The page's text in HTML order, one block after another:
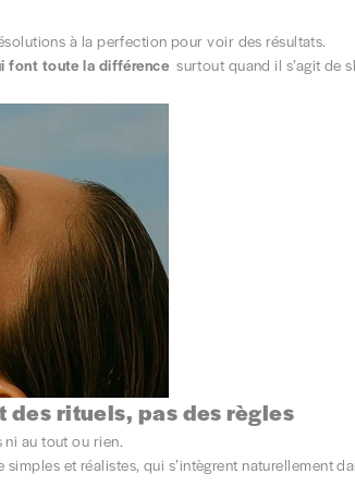
à la perfection pour voir des résultats.
font toute la différence surtout quand il s’agit de
des rituels, pas des règles
ni au tout ou rien.
simples et réalistes, qui s’intègrent naturellement